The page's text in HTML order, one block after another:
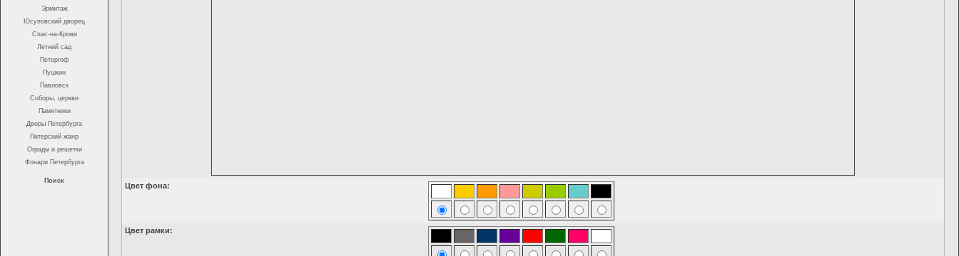
Эрмитаж
Юсуповский дворец
Спас-на-Крови
Летний сад
Петергоф
Пушкин
Павловск
Соборы, церкви
Памятники
Дворы Петербурга
Питерский жанр
Ограды и решетки
Фонари Петербурга
Поиск
Цвет фона:
Цвет рамки: